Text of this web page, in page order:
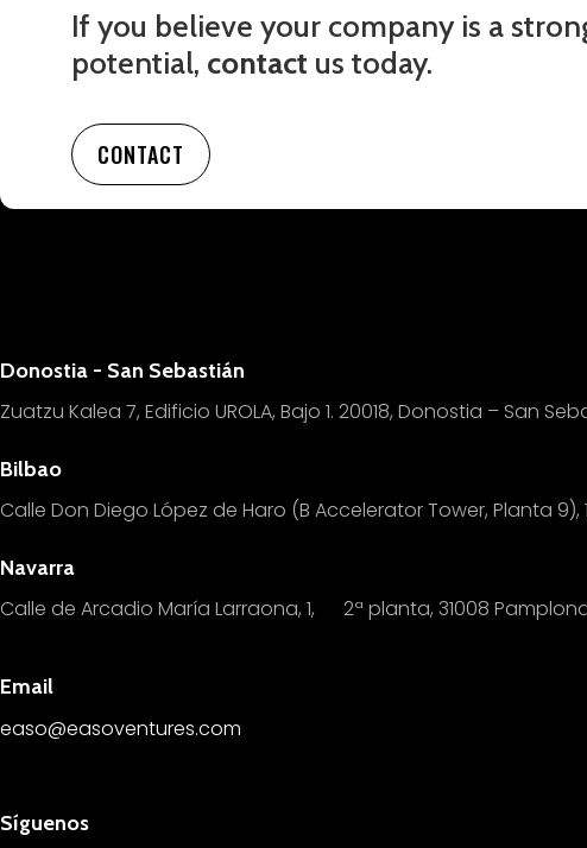
If you believe your company is a
potential, contact us today.
CONTACT
Donostia - San Sebastián
Zuatzu Kalea 7, Edificio UROLA, Bajo 1. 20018, Donostia – San
Bilbao
Calle Don Diego López de Haro (B Accelerator Tower, Planta
Navarra
Calle de Arcadio María Larraona, 1, 2ª planta, 31008
Email
easo@easoventures.com
Síguenos